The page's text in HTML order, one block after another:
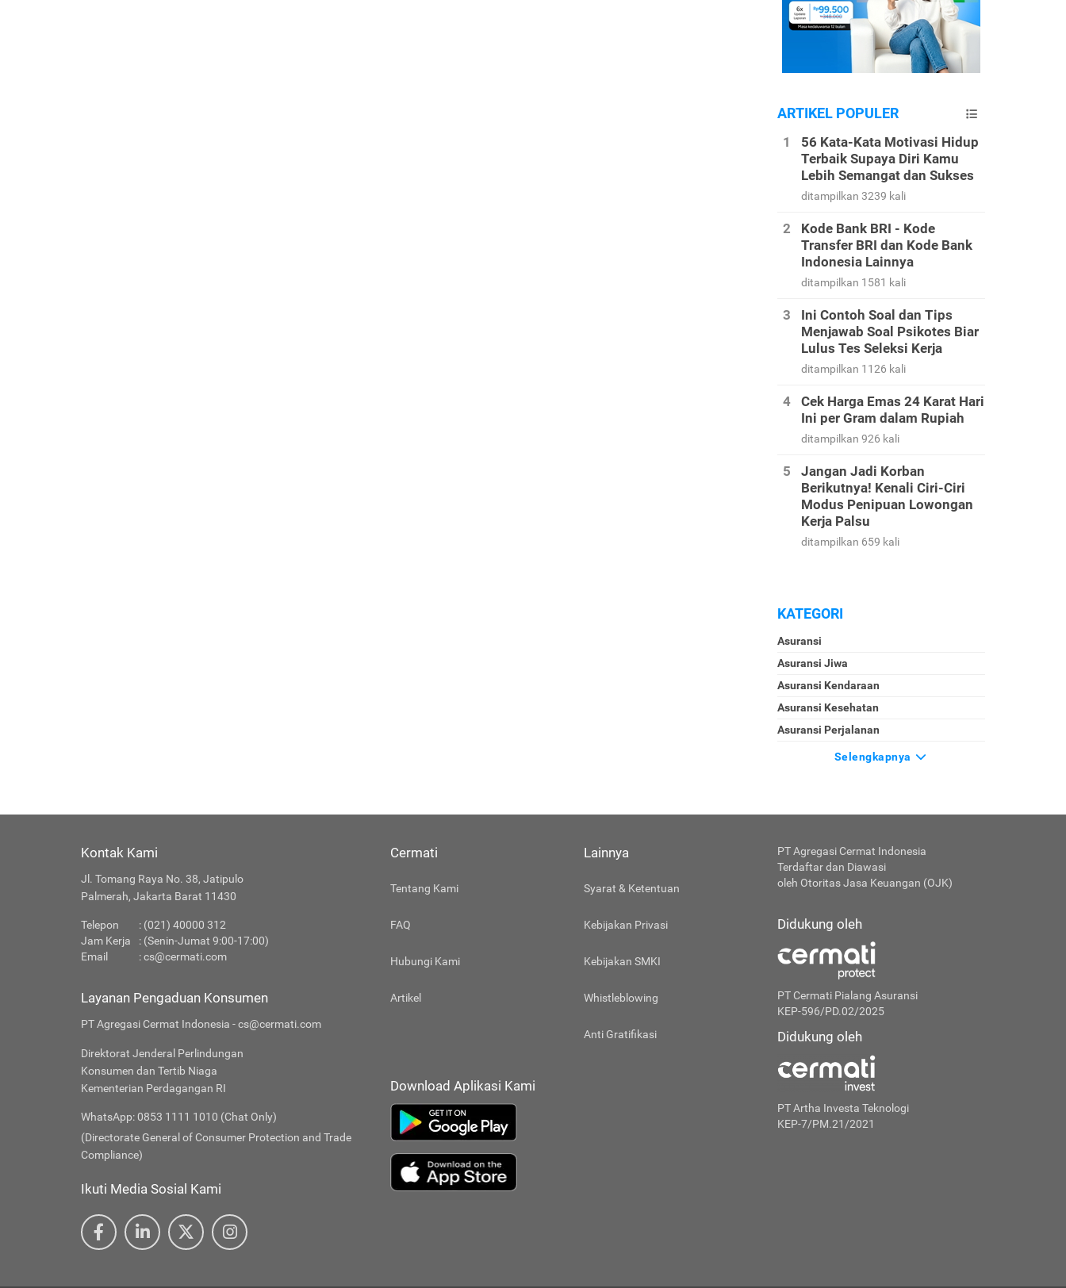
ARTIKEL POPULER
56 Kata-Kata Motivasi Hidup
Terbaik Supaya Diri Kamu
Lebih Semangat dan Sukses
ditampilkan 3239 kali
Kode Bank BRI - Kode
Transfer BRI dan Kode Bank
Indonesia Lainnya
ditampilkan 1581 kali
Ini Contoh Soal dan Tips
Menjawab Soal Psikotes Biar
Lulus Tes Seleksi Kerja
ditampilkan 1126 kali
Cek Harga Emas 24 Karat Hari
Ini per Gram dalam Rupiah
ditampilkan 926 kali
Jangan Jadi Korban
Berikutnya! Kenali Ciri-Ciri
Modus Penipuan Lowongan
Kerja Palsu
ditampilkan 659 kali
KATEGORI
Asuransi
Asuransi Jiwa
Asuransi Kendaraan
Asuransi Kesehatan
Asuransi Perjalanan
Selengkapnya
Kontak Kami
Jl. Tomang Raya No. 38, Jatipulo
Palmerah, Jakarta Barat 11430
Telepon
: (021) 40000 312
Jam Kerja
: (Senin-Jumat 9:00-17:00)
Email
:cs@cermati.com
Layanan Pengaduan Konsumen
PT Agregasi Cermat Indonesia - cs@cermati.com
Direktorat Jenderal Perlindungan
Konsumen dan Tertib Niaga
Kementerian Perdagangan RI
WhatsApp: 0853 1111 1010 (Chat Only)
(Directorate General of Consumer Protection and Trade
Compliance)
Ikuti Media Sosial Kami
Cermati
Tentang Kami
FAQ
Hubungi Kami
Artikel
Lainnya
Syarat & Ketentuan
Kebijakan Privasi
Kebijakan SMKI
Whistleblowing
Anti Gratifikasi
Download Aplikasi Kami
PT Agregasi Cermat Indonesia
Terdaftar dan Diawasi
oleh Otoritas Jasa Keuangan (OJK)
Didukung oleh
PT Cermati Pialang Asuransi
KEP-596/PD.02/2025
Didukung oleh
PT Artha Investa Teknologi
KEP-7/PM.21/2021